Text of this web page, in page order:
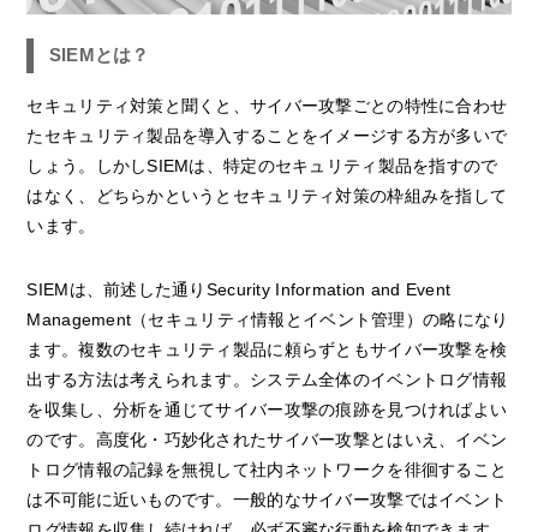
SIEMとは？
セキュリティ対策と聞くと、サイバー攻撃ごとの特性に合わせ
たセキュリティ製品を導入することをイメージする方が多いで
しょう。しかしSIEMは、特定のセキュリティ製品を指すので
はなく、どちらかというとセキュリティ対策の枠組みを指して
います。
SIEMは、前述した通りSecurity Information and Event
Management（セキュリティ情報とイベント管理）の略になり
ます。複数のセキュリティ製品に頼らずともサイバー攻撃を検
出する方法は考えられます。システム全体のイベントログ情報
を収集し、分析を通じてサイバー攻撃の痕跡を見つければよい
のです。高度化・巧妙化されたサイバー攻撃とはいえ、イベン
トログ情報の記録を無視して社内ネットワークを徘徊すること
は不可能に近いものです。一般的なサイバー攻撃ではイベント